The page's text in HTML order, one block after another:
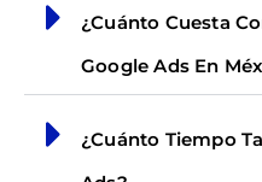
¿Cuánto Cuesta
Google Ads En
¿Cuánto Tiempo